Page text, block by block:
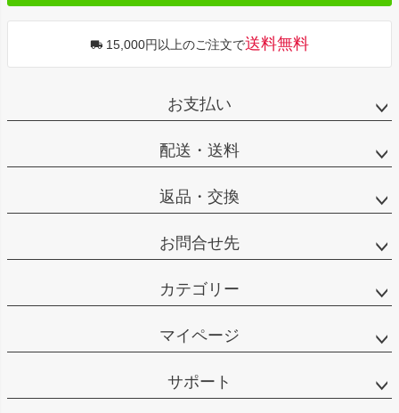
15,000円以上のご注文で送料無料
お支払い
配送・送料
返品・交換
お問合せ先
カテゴリー
マイページ
サポート